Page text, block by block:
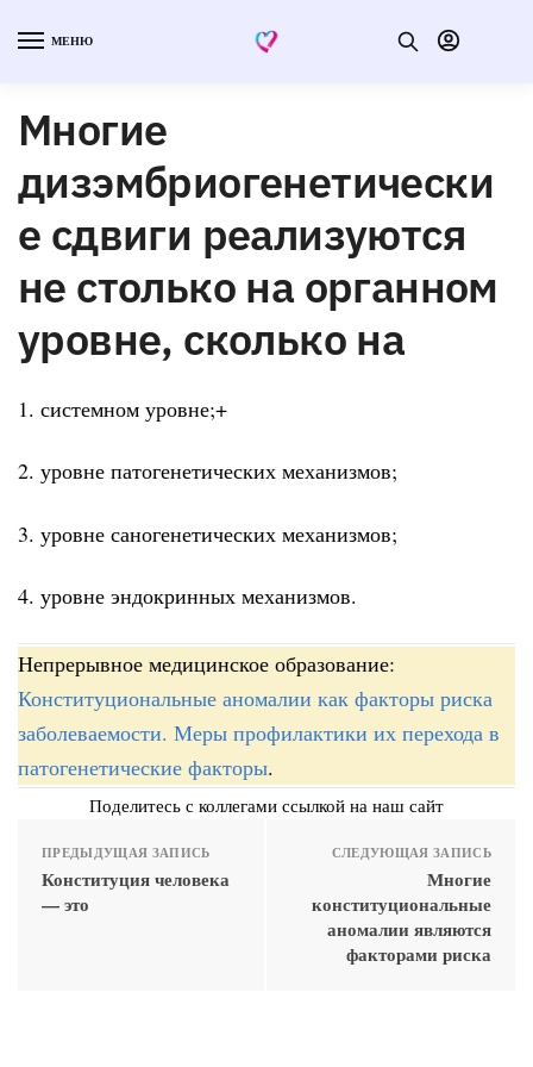
МЕНЮ
Многие
дизэмбриогенетически
е сдвиги реализуются
не столько на органном
уровне, сколько на
1. системном уровне;+
2. уровне патогенетических механизмов;
3. уровне саногенетических механизмов;
4. уровне эндокринных механизмов.
Непрерывное медицинское образование:
Конституциональные аномалии как факторы риска
заболеваемости. Меры профилактики их перехода в
патогенетические факторы.
Поделитесь с коллегами ссылкой на наш сайт
ПРЕДЫДУЩАЯ ЗАПИСЬ
Конституция человека
— это
СЛЕДУЮЩАЯ ЗАПИСЬ
Многие
конституциональные
аномалии являются
факторами риска